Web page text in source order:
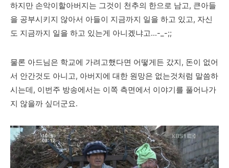
하지만 손악이할아버지는 그것이 천추의 한으로 남고, 큰아들
을 공부시키지 않아서 아들이 지금까지 일을 하고 있고, 자신
도 지금까지 일을 하고 있는게 아니겠냐고...-_-;;
물론 아드님은 학교에 가려고했다면 어떻게든 갔지, 돈이 없어
서 안간것도 아니고, 아버지에 대한 원망은 없는것처럼 말씀하
시는데, 이번주 방송에서는 이쪽 측면에서 이야기를 풀어나가
지 않을까 싶더군요.